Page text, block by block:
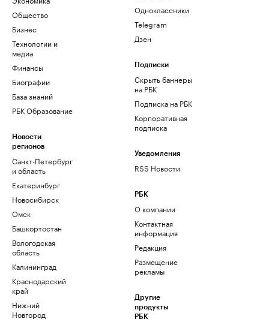
Общество
Бизнес
Технологии и
медиа
Финансы
Биографии
База знаний
РБК Образование
Новости
регионов
Санкт-Петербург
и область
Екатеринбург
Новосибирск
Омск
Башкортостан
Вологодская
область
Калининград
Краснодарский
край
Нижний
Новгород
Одноклассники
Telegram
Дзен
Подписки
Скрыть баннеры
на РБК
Подписка на РБК
Корпоративная
подписка
Уведомления
RSS Новости
РБК
О компании
Контактная
информация
Редакция
Размещение
рекламы
Другие
продукты
РБК